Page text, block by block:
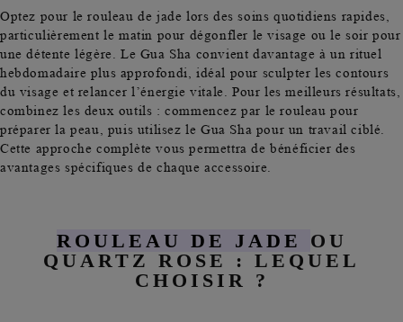
Optez pour le rouleau de jade lors des soins quotidiens rapides,
particulièrement le matin pour dégonfler le visage ou le soir pour
une détente légère. Le Gua Sha convient davantage à un rituel
hebdomadaire plus approfondi, idéal pour sculpter les contours
du visage et relancer l’énergie vitale. Pour les meilleurs résultats,
combinez les deux outils : commencez par le rouleau pour
préparer la peau, puis utilisez le Gua Sha pour un travail ciblé.
Cette approche complète vous permettra de bénéficier des
avantages spécifiques de chaque accessoire.
ROULEAU DE JADE OU
QUARTZ ROSE : LEQUEL
CHOISIR ?